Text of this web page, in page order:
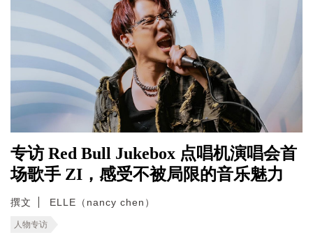
专访 Red Bull Jukebox 点唱机演唱会首
场歌手 ZI，感受不被局限的音乐魅力
撰文 ELLE（nancy chen）
人物专访